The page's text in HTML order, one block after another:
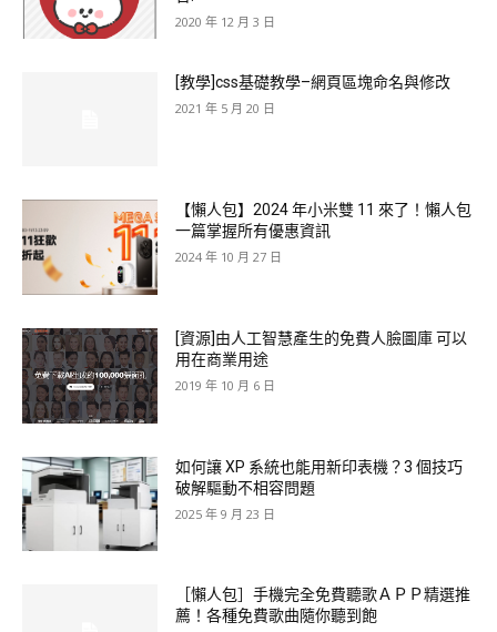
2020 年 12 月 3 日
[教學]css基礎教學–網頁區塊命名與修改
2021 年 5 月 20 日
【懶人包】2024 年小米雙 11 來了！懶人包
一篇掌握所有優惠資訊
2024 年 10 月 27 日
[資源]由人工智慧產生的免費人臉圖庫 可以
用在商業用途
2019 年 10 月 6 日
如何讓 XP 系統也能用新印表機？3 個技巧
破解驅動不相容問題
2025 年 9 月 23 日
［懶人包］手機完全免費聽歌ＡＰＰ精選推
薦！各種免費歌曲隨你聽到飽